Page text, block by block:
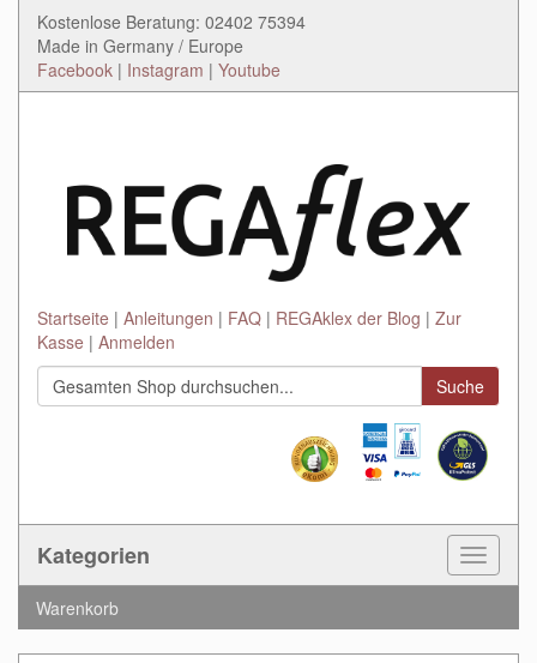
Kostenlose Beratung: 02402 75394
Made in Germany / Europe
Facebook | Instagram | Youtube
Startseite Anleitungen FAQ REGAklex der Blog
Zur
Kasse
Anmelden
Suche
Kategorien
Toggle
Warenkorb